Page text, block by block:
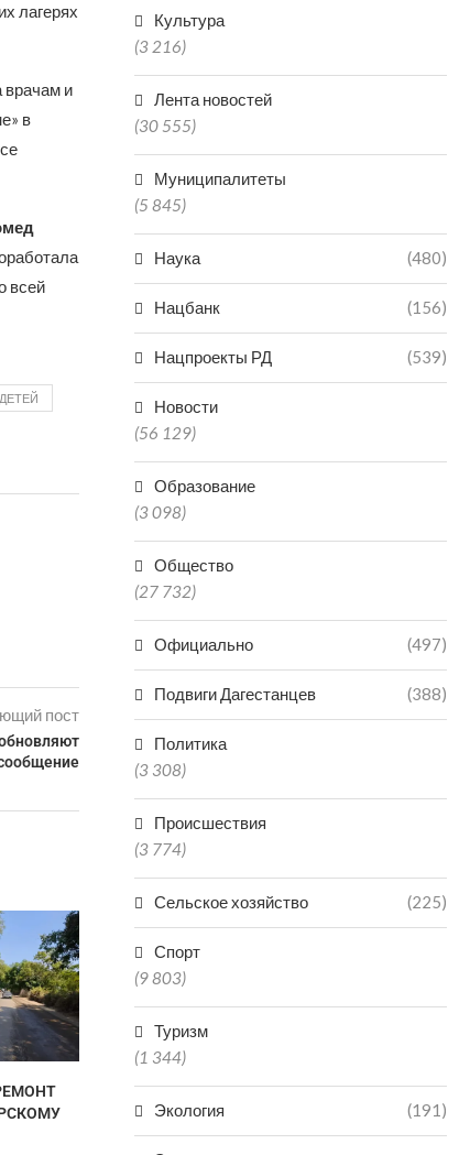
лагерях
врачам и
в
всей
пост
ДВУХ БРАТЬЕВ-МЕДВЕДЕЙ
МИШУ И ГРИШУ ИЗ
ДАГЕСТАНА ОТПРАВИЛИ...
Культура
(3 216)
Лента новостей
(30 555)
Муниципалитеты
(5 845)
Наука (480)
Нацбанк (156)
Нацпроекты РД (539)
Новости
(56 129)
Образование
(3 098)
Общество
(27 732)
Официально (497)
Подвиги Дагестанцев (388)
Политика
(3 308)
Происшествия
(3 774)
Сельское хозяйство (225)
Спорт
(9 803)
Туризм
(1 344)
Экология (191)